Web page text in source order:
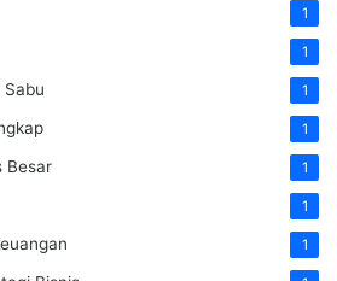
1
1
1
1
Besar 1
1
1